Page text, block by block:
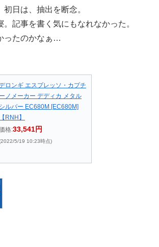
日は、抽出を断念。
記事を書く気にもなれなかった。
ったのかなぁ…
ロンギ エスプレッソ・カプチ
ーノメーカー デディカ メタル
シルバー EC680M [EC680M]
【RNH】
格:33,541円
5/19 10:23時点)